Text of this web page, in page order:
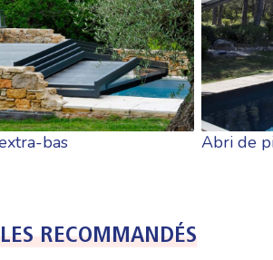
bas Abri de
RECOMMANDÉS